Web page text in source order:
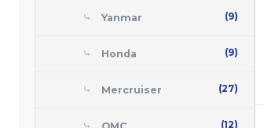
⤷ Yanmar (9)
⤷ Honda (9)
⤷ Mercruiser (27)
(12)